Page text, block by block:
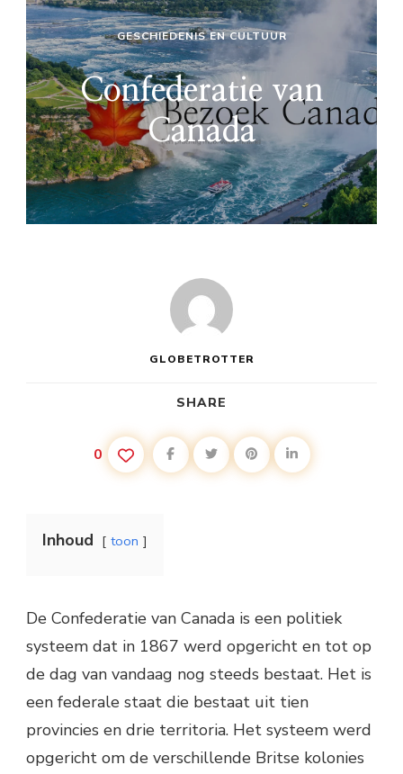
GESCHIEDENIS EN CULTUUR
Confederatie van
Canada
GLOBETROTTER
SHARE
0
Inhoud toon
De Confederatie van Canada is een politiek
systeem dat in 1867 werd opgericht en tot op
de dag van vandaag nog steeds bestaat. Het is
een federale staat die bestaat uit tien
provincies en drie territoria. Het systeem werd
opgericht om de verschillende Britse kolonies